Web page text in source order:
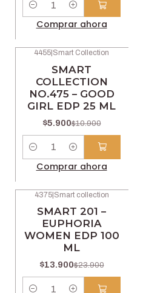
Comprar ahora
4455 Smart Collection
SMART
COLLECTION
NO.475 – GOOD
GIRL EDP 25 ML
$5.900$10.900
Cantidad
Comprar ahora
4375|Smart collection
SMART 201 –
EUPHORIA
WOMEN EDP 100
ML
$13.900$23.900